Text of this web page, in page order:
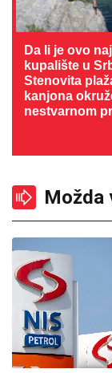
Da li je ovo
kupalište u
Stenovita
kanjona
nestvarnom
Možda